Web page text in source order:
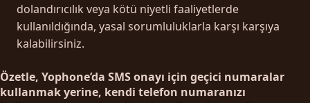
dolandırıcılık veya kötü niyetli faaliyetlerde
kullanıldığında, yasal sorumluluklarla karşı karşıya
kalabilirsiniz.
Özetle, Yophone’da SMS onayı için geçici numaralar
kullanmak yerine, kendi telefon numaranızı